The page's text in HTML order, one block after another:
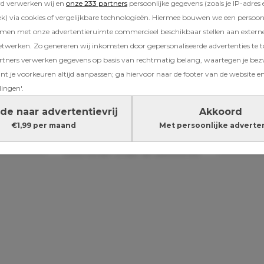
verwerken wij en onze 233 partners persoonlijke gegevens (zoals je IP-adres
via cookies of vergelijkbare technologieën. Hiermee bouwen we een
met onze advertentieruimte commercieel beschikbaar stellen aan
Zo genereren wij inkomsten door gepersonaliseerde advertenties te
verwerken gegevens op basis van rechtmatig belang, waartegen je
je voorkeuren altijd aanpassen; ga hiervoor naar de footer van de website
naar advertentievrij
€1,99 per maand
Akkoord
Met persoonlijke
niet wachten om je vast te houden en voor
zus, papa en ik wachten geduldig tot we
schrijft Tabitha bij een reeks prachtige
babybuik showt. Tabitha en Mauron
trotse ouders van dochter Imaya.
Lees verder onder de advertentie